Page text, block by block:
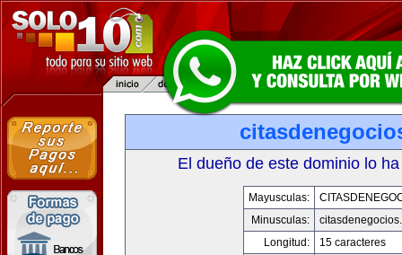
El dueño de este dominio lo
Mayusculas:
Minusculas:
Longitud:
15 caracteres